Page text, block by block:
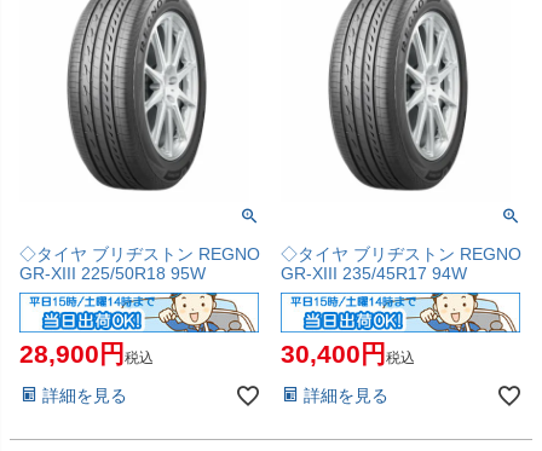
◇タイヤ ブリヂストン REGNO
GR-XIII 225/50R18 95W
28,900 税込
詳細を見る
◇タイヤ ブリヂストン REGNO
GR-XIII 235/45R17 94W
30,400 税込
詳細を見る